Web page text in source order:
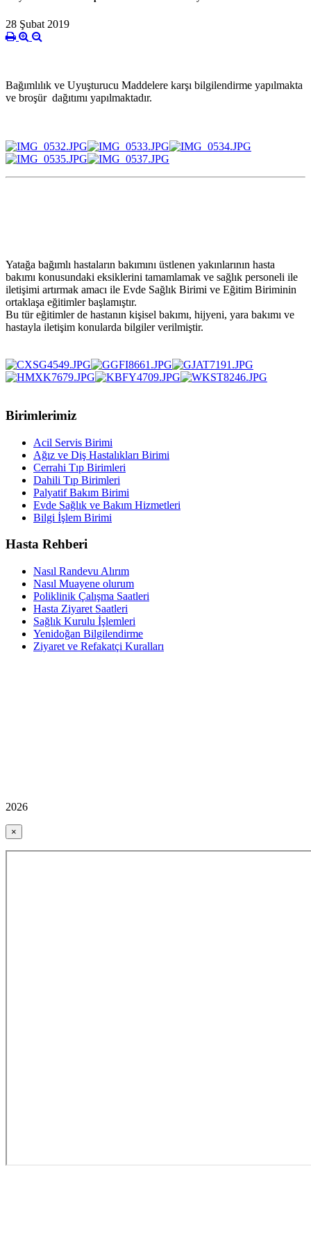
28 Şubat 2019
Bağımlılık ve Uyuşturucu Maddelere karşı bilgilendirme yapılmakta
ve broşür dağıtımı yapılmaktadır.
Yatağa bağımlı hastaların bakımını üstlenen yakınlarının hasta
bakımı konusundaki eksiklerini tamamlamak ve sağlık personeli ile
iletişimi artırmak amacı ile Evde Sağlık Birimi ve Eğitim Biriminin
ortaklaşa eğitimler başlamıştır.
Bu tür eğitimler de hastanın kişisel bakımı, hijyeni, yara bakımı ve
hastayla iletişim konularda bilgiler verilmiştir.
Birimlerimiz
Acil Servis Birimi
Ağız ve Diş Hastalıkları Birimi
Cerrahi Tıp Birimleri
Dahili Tıp Birimleri
Palyatif Bakım Birimi
Evde Sağlık ve Bakım Hizmetleri
Bilgi İşlem Birimi
Hasta Rehberi
Nasıl Randevu Alırım
Nasıl Muayene olurum
Poliklinik Çalışma Saatleri
Hasta Ziyaret Saatleri
Sağlık Kurulu İşlemleri
Yenidoğan Bilgilendirme
Ziyaret ve Refakatçi Kuralları
2026
×